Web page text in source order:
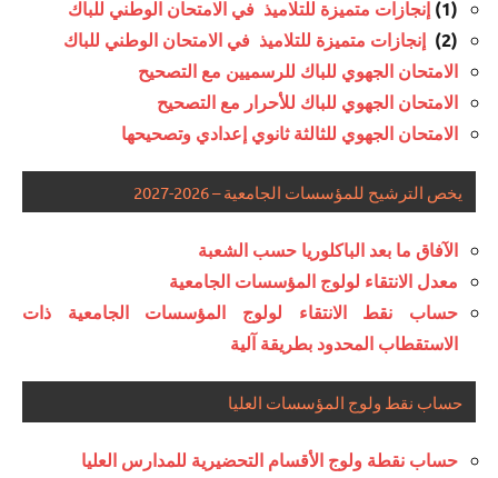
(1)
إنجازات متميزة للتلاميذ في الامتحان الوطني للباك
(2)
إنجازات متميزة للتلاميذ في الامتحان الوطني للباك
الامتحان الجهوي للباك للرسميين مع التصحيح
الامتحان الجهوي للباك للأحرار مع التصحيح
الامتحان الجهوي للثالثة ثانوي إعدادي وتصحيحها
يخص الترشيح للمؤسسات الجامعية – 2026-2027
الآفاق ما بعد الباكلوريا حسب الشعبة
معدل الانتقاء لولوج المؤسسات الجامعية
حساب نقط الانتقاء لولوج المؤسسات الجامعية ذات
الاستقطاب المحدود بطريقة آلية
حساب نقط ولوج المؤسسات العليا
حساب نقطة ولوج الأقسام التحضيرية للمدارس العليا